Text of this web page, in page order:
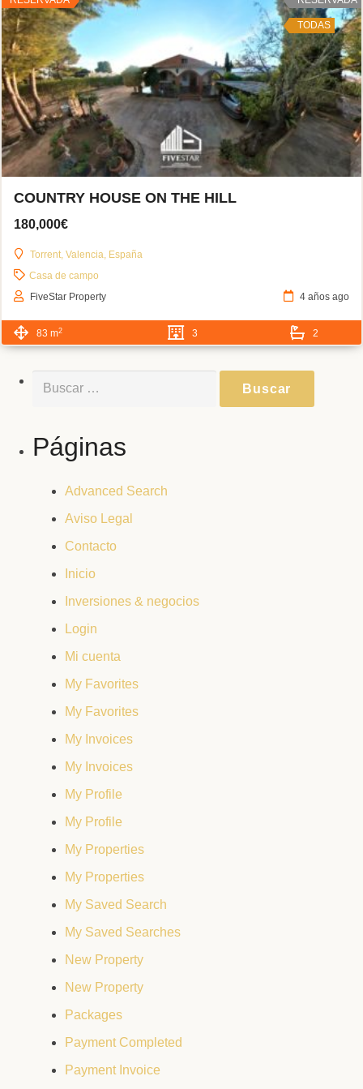
TODAS
COUNTRY HOUSE ON THE HILL
180,000€
Torrent, Valencia, España
Casa de campo
FiveStar Property
4 años ago
83 m2 3 2
Buscar:
Páginas
Advanced Search
Aviso Legal
Contacto
Inicio
Inversiones & negocios
Login
Mi cuenta
My Favorites
My Favorites
My Invoices
My Invoices
My Profile
My Profile
My Properties
My Properties
My Saved Search
My Saved Searches
New Property
New Property
Packages
Payment Completed
Payment Invoice